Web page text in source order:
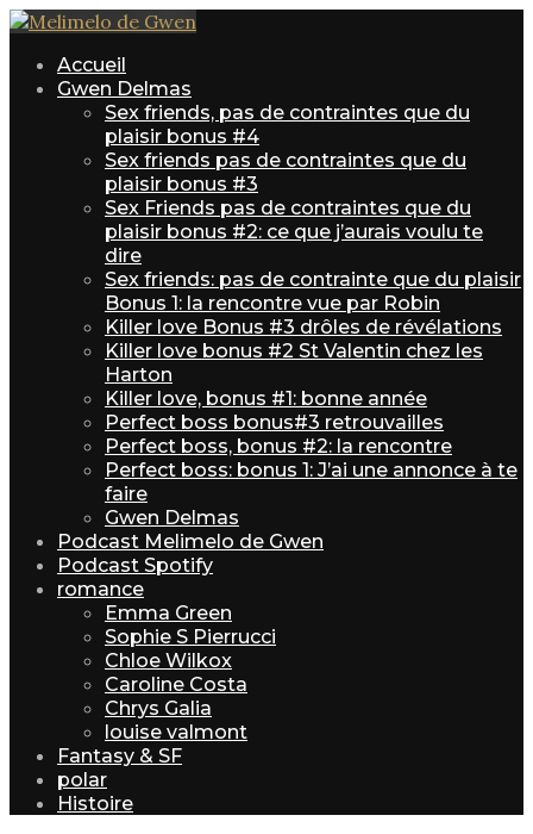
Accueil
Gwen Delmas
Sex friends, pas de contraintes que du
plaisir bonus #4
Sex friends pas de contraintes que du
plaisir bonus #3
Sex Friends pas de contraintes que du
plaisir bonus #2: ce que j’aurais voulu te
dire
Sex friends: pas de contrainte que du plaisir
Bonus 1: la rencontre vue par Robin
Killer love Bonus #3 drôles de révélations
Killer love bonus #2 St Valentin chez les
Harton
Killer love, bonus #1: bonne année
Perfect boss bonus#3 retrouvailles
Perfect boss, bonus #2: la rencontre
Perfect boss: bonus 1: J’ai une annonce à te
faire
Gwen Delmas
Podcast Melimelo de Gwen
Podcast Spotify
romance
Emma Green
Sophie S Pierrucci
Chloe Wilkox
Caroline Costa
Chrys Galia
louise valmont
Fantasy & SF
polar
Histoire